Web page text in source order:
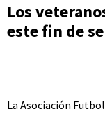
Los
este fin de
La Asociación